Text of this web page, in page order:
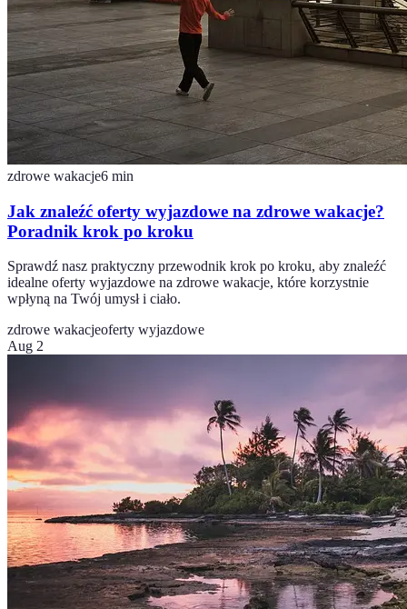
zdrowe wakacje6 min
Jak znaleźć oferty wyjazdowe na zdrowe wakacje?
Poradnik krok po kroku
Sprawdź nasz praktyczny przewodnik krok po kroku, aby znaleźć
idealne oferty wyjazdowe na zdrowe wakacje, które korzystnie
wpłyną na Twój umysł i ciało.
zdrowe wakacjeoferty wyjazdowe
Aug 2